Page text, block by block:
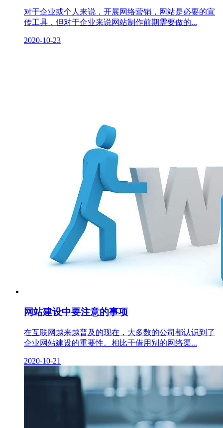
对于企业或个人来说，开展网络营销，网站是必要的宣
传工具，但对于企业来说网站制作前期需要做的...
2020-10-23
网站建设中要注意的事项
在互联网越来越普及的现在，大多数的公司都认识到了
企业网站建设的重要性。相比于借用别的网络渠...
2020-10-21